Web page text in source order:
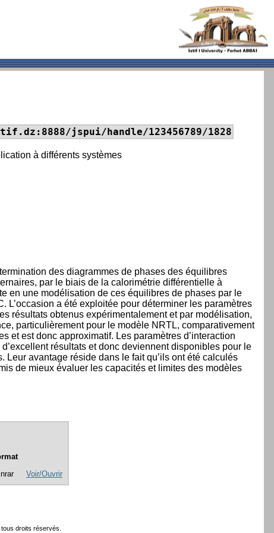
jspui/handle/123456789/1828
à différents systèmes
des diagrammes de phases des équilibres
par le biais de la calorimétrie différentielle à
en une modélisation de ces équilibres de phases par le
L’occasion a été exploitée pour déterminer les paramètres
résultats obtenus expérimentalement et par modélisation,
particulièrement pour le modèle NRTL, comparativement
et est donc approximatif. Les paramètres d’interaction
résultats et donc deviennent disponibles pour le
avantage réside dans le fait qu’ils ont été calculés
de mieux évaluer les capacités et limites des modèles
Voir/Ouvrir
droits réservés.